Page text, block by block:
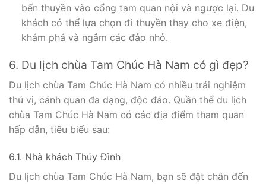
bến thuyền vào cổng tam quan nội và ngược lại. Du
khách có thể lựa chọn đi thuyền thay cho xe điện,
khám phá và ngắm các đảo nhỏ.
6. Du lịch chùa Tam Chúc Hà Nam có gì đẹp?
Du lịch chùa Tam Chúc Hà Nam có nhiều trải nghiệm
thú vị, cảnh quan đa dạng, độc đáo. Quần thể du lịch
chùa Tam Chúc Hà Nam có các địa điểm tham quan
hấp dẫn, tiêu biểu sau:
6.1. Nhà khách Thủy Đình
Du lịch chùa Tam Chúc Hà Nam, bạn sẽ đặt chân đến